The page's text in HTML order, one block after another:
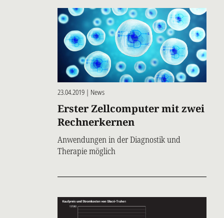
23.04.2019 | News
Erster Zellcomputer mit zwei
Rechnerkernen
Anwendungen in der Diagnostik und
Therapie möglich